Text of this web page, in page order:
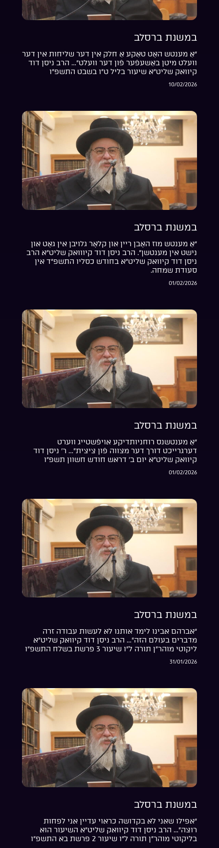
במשנת ברסלב
“אַ מענטש האָט טאַקע אַ חלק אין דער שליחות אין דער
וועלט מיטן באַשעפֿער פֿון דער וועלט”… הרב ניסן דוד
קיוואק שליט”א שיעור בליל ט”ו בשבט התשפ”ו
10/02/2026
במשנת ברסלב
“אַ מענטש מוז האָבן ריין און קלאָר גלויבן אין גאָט און
נישט אין מענטשן”. הרב ניסן דוד קיווואק שליט”א הרב
ניסן דוד קיוואק שליט”א בחודש כסליו התשפ”ד אין
סעודת שמחה.
01/02/2026
במשנת ברסלב
“אַ מענטשנס רוחניותדיקע אויפֿשטייג ווערט
דערגרייכט דורך דער מצווה פֿון ציצית”… ר’ ניסן דוד
קיוואק שליט”א יום ב’ דראש חודש חשוון תשפ”ו
01/02/2026
במשנת ברסלב
“אברהם אבינו לימד אותנו לא לעשות עבודה זרה
מדברים בעולם הזה”… הרב ניסן דוד קיוואק שליט”א
ליקוטי מוהר”ן תורה ל”ו שיעור 3 פרשת בשלח התשפ”ו
31/01/2026
במשנת ברסלב
“אפילו שאני לא בקדושה כראוי עדיין אני לפחות
רוצה”… הרב ניסן דוד קיוואק שליט”א השיעור הוא
בליקוטי מוהר”ן תורה ל”ו שיעור 2 פרשת בא התשפ”ו